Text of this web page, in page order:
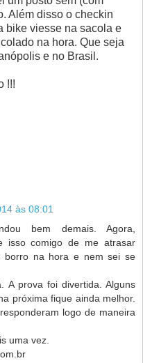
Além disso o checkin
bike viesse na sacola e
na hora. Que seja
e no Brasil.
!!!
às 08:01
bem demais. Agora,
isso comigo de me atrasar
borro na hora e nem sei se
A prova foi divertida. Alguns
próxima fique ainda melhor.
logo de maneira
uma vez.